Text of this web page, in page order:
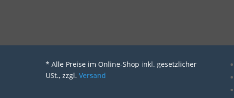
* Alle Preise im Online-Shop inkl. gesetzlicher
USt., zzgl. Versand